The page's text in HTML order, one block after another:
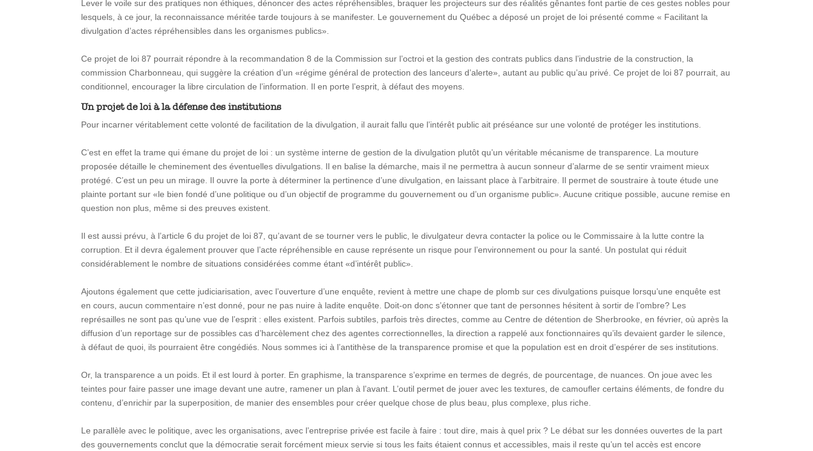
Lever le voile sur des pratiques non éthiques, dénoncer des actes répréhensibles, braquer les projecteurs sur des réalités gênantes font partie de ces gestes nobles pour
lesquels, à ce jour, la reconnaissance méritée tarde toujours à se manifester. Le gouvernement du Québec a déposé un projet de loi présenté comme « Facilitant la
divulgation d’actes répréhensibles dans les organismes publics».
Ce projet de loi 87 pourrait répondre à la recommandation 8 de la Commission sur l’octroi et la gestion des contrats publics dans l’industrie de la construction, la
commission Charbonneau, qui suggère la création d’un «régime général de protection des lanceurs d’alerte», autant au public qu’au privé. Ce projet de loi 87 pourrait, au
conditionnel, encourager la libre circulation de l’information. Il en porte l’esprit, à défaut des moyens.
Un projet de loi à la défense des institutions
Pour incarner véritablement cette volonté de facilitation de la divulgation, il aurait fallu que l’intérêt public ait préséance sur une volonté de protéger les institutions.
C’est en effet la trame qui émane du projet de loi : un système interne de gestion de la divulgation plutôt qu’un véritable mécanisme de transparence. La mouture
proposée détaille le cheminement des éventuelles divulgations. Il en balise la démarche, mais il ne permettra à aucun sonneur d’alarme de se sentir vraiment mieux
protégé. C’est un peu un mirage. Il ouvre la porte à déterminer la pertinence d’une divulgation, en laissant place à l’arbitraire. Il permet de soustraire à toute étude une
plainte portant sur «le bien fondé d’une politique ou d’un objectif de programme du gouvernement ou d’un organisme public». Aucune critique possible, aucune remise en
question non plus, même si des preuves existent.
Il est aussi prévu, à l’article 6 du projet de loi 87, qu’avant de se tourner vers le public, le divulgateur devra contacter la police ou le Commissaire à la lutte contre la
corruption. Et il devra également prouver que l’acte répréhensible en cause représente un risque pour l’environnement ou pour la santé. Un postulat qui réduit
considérablement le nombre de situations considérées comme étant «d’intérêt public».
Ajoutons également que cette judiciarisation, avec l’ouverture d’une enquête, revient à mettre une chape de plomb sur ces divulgations puisque lorsqu’une enquête est
en cours, aucun commentaire n’est donné, pour ne pas nuire à ladite enquête. Doit-on donc s’étonner que tant de personnes hésitent à sortir de l’ombre? Les
représailles ne sont pas qu’une vue de l’esprit : elles existent. Parfois subtiles, parfois très directes, comme au Centre de détention de Sherbrooke, en février, où après la
diffusion d’un reportage sur de possibles cas d’harcèlement chez des agentes correctionnelles, la direction a rappelé aux fonctionnaires qu’ils devaient garder le silence,
à défaut de quoi, ils pourraient être congédiés. Nous sommes ici à l’antithèse de la transparence promise et que la population est en droit d’espérer de ses institutions.
Or, la transparence a un poids. Et il est lourd à porter. En graphisme, la transparence s’exprime en termes de degrés, de pourcentage, de nuances. On joue avec les
teintes pour faire passer une image devant une autre, ramener un plan à l’avant. L’outil permet de jouer avec les textures, de camoufler certains éléments, de fondre du
contenu, d’enrichir par la superposition, de manier des ensembles pour créer quelque chose de plus beau, plus complexe, plus riche.
Le parallèle avec le politique, avec les organisations, avec l’entreprise privée est facile à faire : tout dire, mais à quel prix ? Le débat sur les données ouvertes de la part
des gouvernements conclut que la démocratie serait forcément mieux servie si tous les faits étaient connus et accessibles, mais il reste qu’un tel accès est encore